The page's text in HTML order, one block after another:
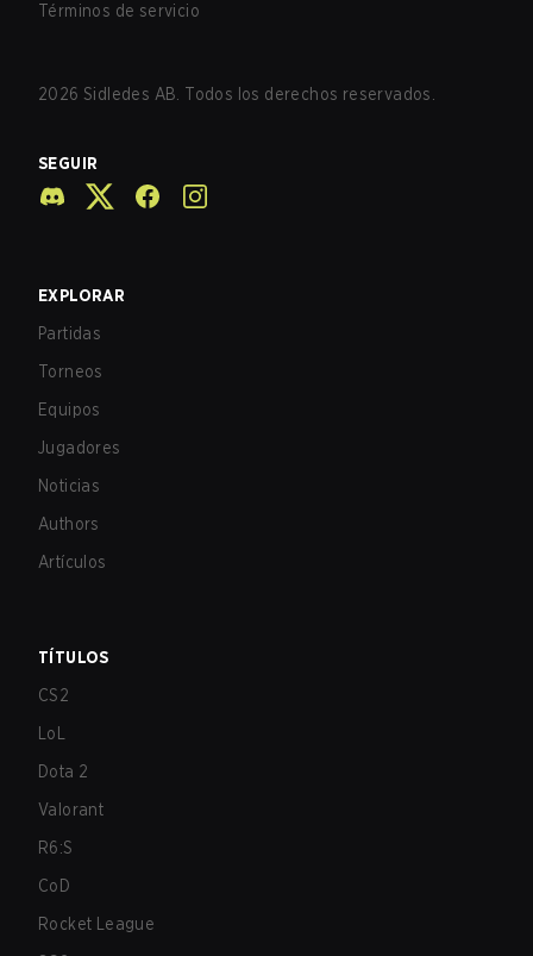
Términos de servicio
2026 Sidledes AB. Todos los derechos reservados.
SEGUIR
EXPLORAR
Partidas
Torneos
Equipos
Jugadores
Noticias
Authors
Artículos
TÍTULOS
CS2
LoL
Dota 2
Valorant
R6:S
CoD
Rocket League